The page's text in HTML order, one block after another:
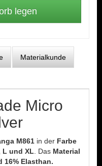
Materialkunde
Micro
M861 in der Farbe
L und XL . Das Material
16% Elasthan.